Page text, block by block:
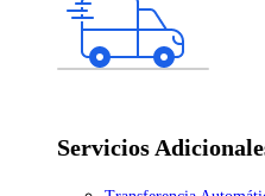
Servicios